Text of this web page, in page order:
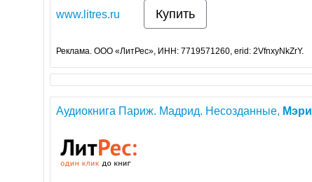
www.litres.ru Купить
Реклама. ООО «ЛитРес», ИНН: 7719571260, erid: 2VfnxyNkZrY.
Аудиокнига Париж. Мадрид. Несозданные, Мэри